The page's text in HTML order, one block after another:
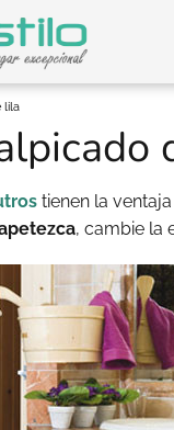
lila
tienen la
, cambie la